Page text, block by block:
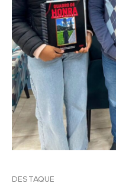
DESTAQUE